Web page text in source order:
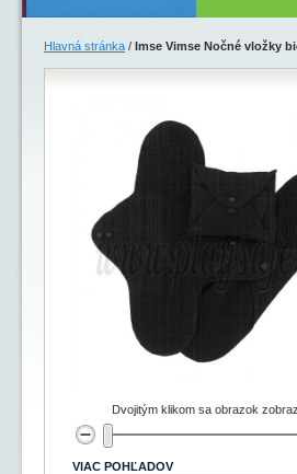
Hlavná stránka / Imse Vimse Nočné vložky
Dvojitým klikom sa obrazok
VIAC POHĽADOV